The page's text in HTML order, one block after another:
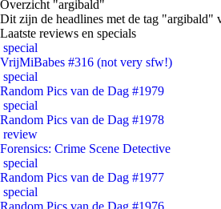
Overzicht "argibald"
Dit zijn de headlines met de tag "argibald"
Laatste reviews en specials
special
VrijMiBabes #316 (not very sfw!)
special
Random Pics van de Dag #1979
special
Random Pics van de Dag #1978
review
Forensics: Crime Scene Detective
special
Random Pics van de Dag #1977
special
Random Pics van de Dag #1976